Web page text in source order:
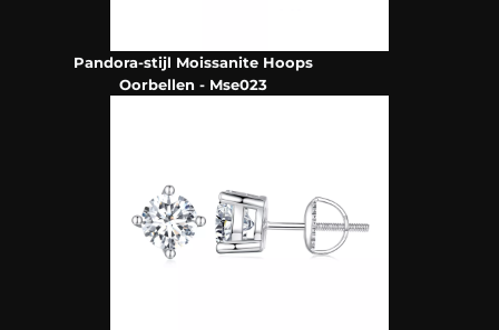
Pandora-stijl Moissanite Hoops
Oorbellen - Mse023